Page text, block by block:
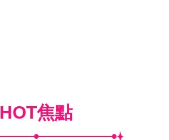
HOT焦點